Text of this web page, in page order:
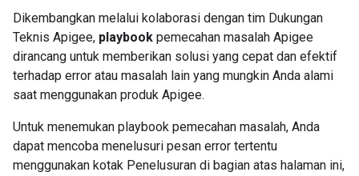
Dikembangkan melalui kolaborasi dengan tim Dukungan
Teknis Apigee, playbook pemecahan masalah Apigee
dirancang untuk memberikan solusi yang cepat dan efektif
terhadap error atau masalah lain yang mungkin Anda alami
saat menggunakan produk Apigee.
Untuk menemukan playbook pemecahan masalah, Anda
dapat mencoba menelusuri pesan error tertentu
menggunakan kotak Penelusuran di bagian atas halaman ini,